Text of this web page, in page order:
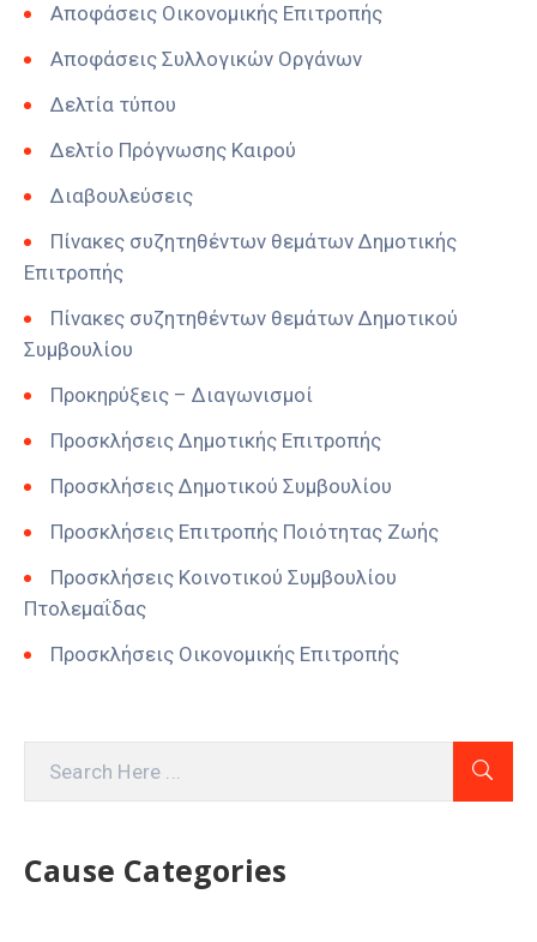
Αποφάσεις Οικονομικής Επιτροπής
Αποφάσεις Συλλογικών Οργάνων
Δελτία τύπου
Δελτίο Πρόγνωσης Καιρού
Διαβουλεύσεις
Πίνακες συζητηθέντων θεμάτων Δημοτικής
Επιτροπής
Πίνακες συζητηθέντων θεμάτων Δημοτικού
Συμβουλίου
Προκηρύξεις – Διαγωνισμοί
Προσκλήσεις Δημοτικής Επιτροπής
Προσκλήσεις Δημοτικού Συμβουλίου
Προσκλήσεις Επιτροπής Ποιότητας Ζωής
Προσκλήσεις Κοινοτικού Συμβουλίου
Πτολεμαΐδας
Προσκλήσεις Οικονομικής Επιτροπής
Cause Categories